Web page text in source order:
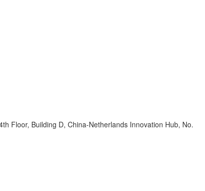
Floor, Building D, China-Netherlands Innovation Hub, No.